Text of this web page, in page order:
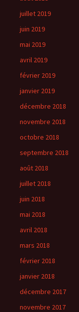
juillet 2019
juin 2019
mai 2019
avril 2019
février 2019
janvier 2019
décembre 2018
novembre 2018
octobre 2018
septembre 2018
août 2018
juillet 2018
juin 2018
mai 2018
avril 2018
mars 2018
février 2018
janvier 2018
décembre 2017
novembre 2017